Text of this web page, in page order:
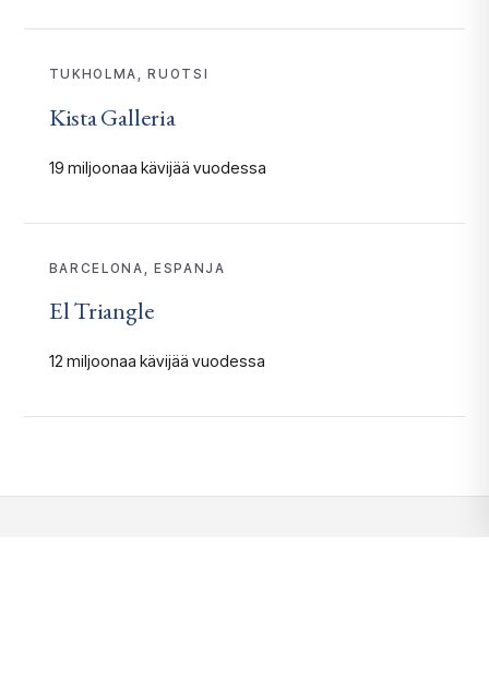
TUKHOLMA, RUOTSI
Kista Galleria
19 miljoonaa kävijää vuodessa
BARCELONA, ESPANJA
El Triangle
12 miljoonaa kävijää vuodessa